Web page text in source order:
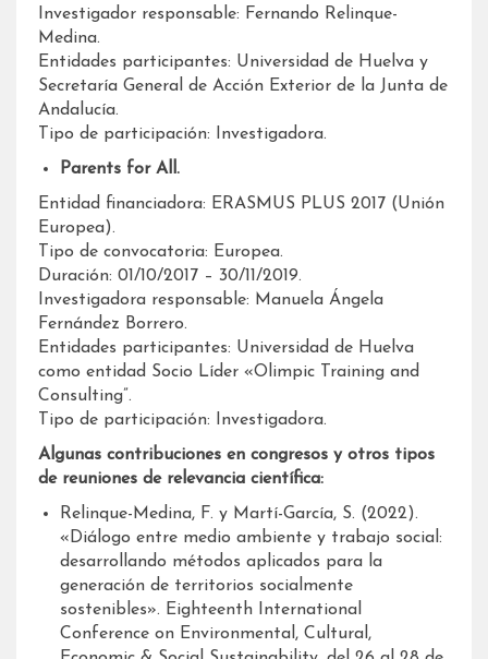
Investigador responsable: Fernando Relinque-
Medina.
Entidades participantes: Universidad de Huelva y
Secretaría General de Acción Exterior de la Junta de
Andalucía.
Tipo de participación: Investigadora.
Parents for All.
Entidad financiadora: ERASMUS PLUS 2017 (Unión
Europea).
Tipo de convocatoria: Europea.
Duración: 01/10/2017 – 30/11/2019.
Investigadora responsable: Manuela Ángela
Fernández Borrero.
Entidades participantes: Universidad de Huelva
como entidad Socio Líder «Olimpic Training and
Consulting”.
Tipo de participación: Investigadora.
Algunas contribuciones en congresos y otros tipos
de reuniones de relevancia científica:
Relinque-Medina, F. y Martí-García, S. (2022).
«Diálogo entre medio ambiente y trabajo social:
desarrollando métodos aplicados para la
generación de territorios socialmente
sostenibles». Eighteenth International
Conference on Environmental, Cultural,